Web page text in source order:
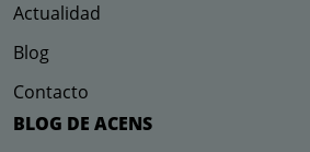
Actualidad
Blog
Contacto
BLOG DE ACENS